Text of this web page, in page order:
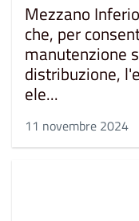
Mezzano
che, per
manutenzione
distribuzione,
ele...
11 novembre 2024